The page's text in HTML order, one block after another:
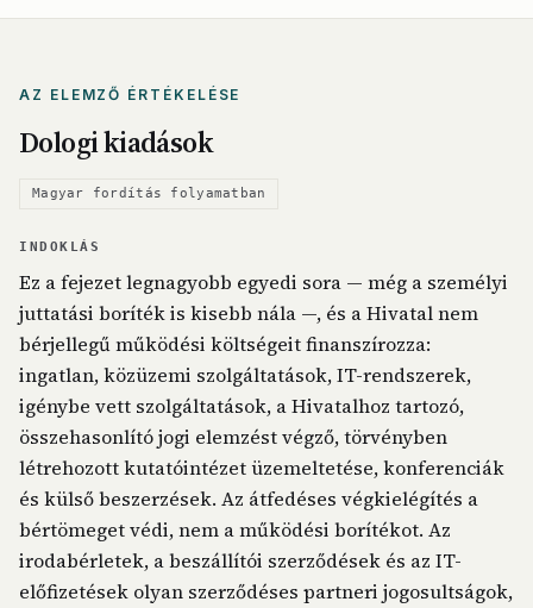
AZ ELEMZŐ ÉRTÉKELÉSE
Dologi kiadások
Magyar fordítás folyamatban
INDOKLÁS
Ez a fejezet legnagyobb egyedi sora — még a személyi
juttatási boríték is kisebb nála —, és a Hivatal nem
bérjellegű működési költségeit finanszírozza:
ingatlan, közüzemi szolgáltatások, IT-rendszerek,
igénybe vett szolgáltatások, a Hivatalhoz tartozó,
összehasonlító jogi elemzést végző, törvényben
létrehozott kutatóintézet üzemeltetése, konferenciák
és külső beszerzések. Az átfedéses végkielégítés a
bértömeget védi, nem a működési borítékot. Az
irodabérletek, a beszállítói szerződések és az IT-
előfizetések olyan szerződéses partneri jogosultságok,